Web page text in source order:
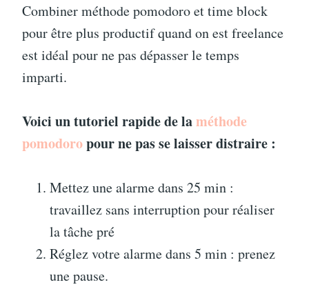
Combiner méthode pomodoro et time block
pour être plus productif quand on est freelance
est idéal pour ne pas dépasser le temps
imparti.
Voici un tutoriel rapide de laméthode
pomodoropour ne pas se laisser distraire :
Mettez une alarme dans 25 min :
travaillez sans interruption pour réaliser
la tâche pré
Réglez votre alarme dans 5 min : prenez
une pause.